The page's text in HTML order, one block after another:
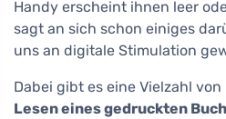
Handy erscheint ihnen leer
sagt an sich schon einiges
uns an digitale Stimulation
Dabei gibt es eine Vielzahl
Lesen eines gedruckten